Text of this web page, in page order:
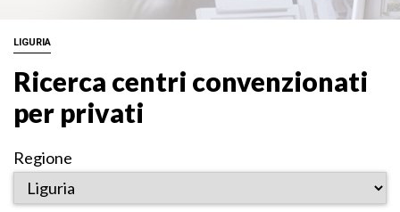
LIGURIA
Ricerca centri convenzionati
per privati
Regione